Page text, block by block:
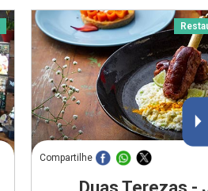
Compartilhe